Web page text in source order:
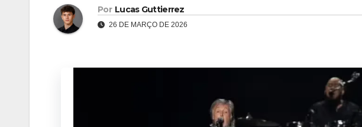
Por Lucas Guttierrez
26 DE MARÇO DE 2026